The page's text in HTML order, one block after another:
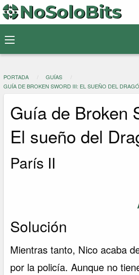
PORTADA
GUÍAS
GUÍA DE BROKEN SWORD III: EL SUEÑO DEL
Guía de Broken
El sueño del
París II
Solución
Mientras tanto, Nico acaba
por la policía. Aunque no